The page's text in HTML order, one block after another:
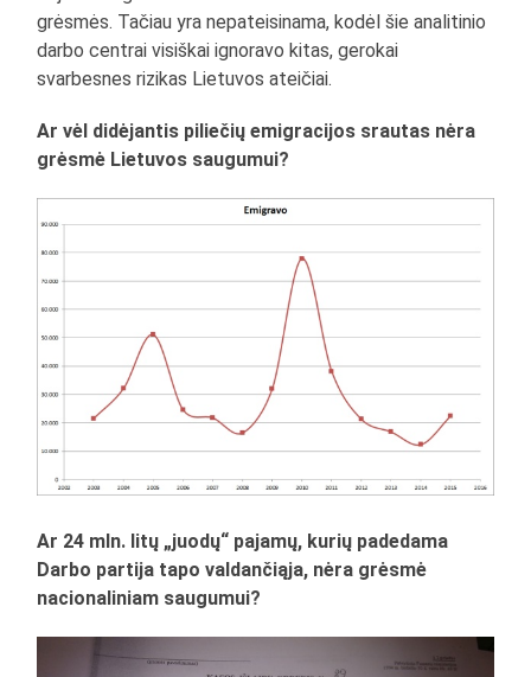
grėsmės. Tačiau yra nepateisinama, kodėl šie analitinio
darbo centrai visiškai ignoravo kitas, gerokai
svarbesnes rizikas Lietuvos ateičiai.
Ar vėl didėjantis piliečių emigracijos srautas nėra
grėsmė Lietuvos saugumui?
Ar 24 mln. litų „juodų“ pajamų, kurių padedama
Darbo partija tapo valdančiąja, nėra grėsmė
nacionaliniam saugumui?